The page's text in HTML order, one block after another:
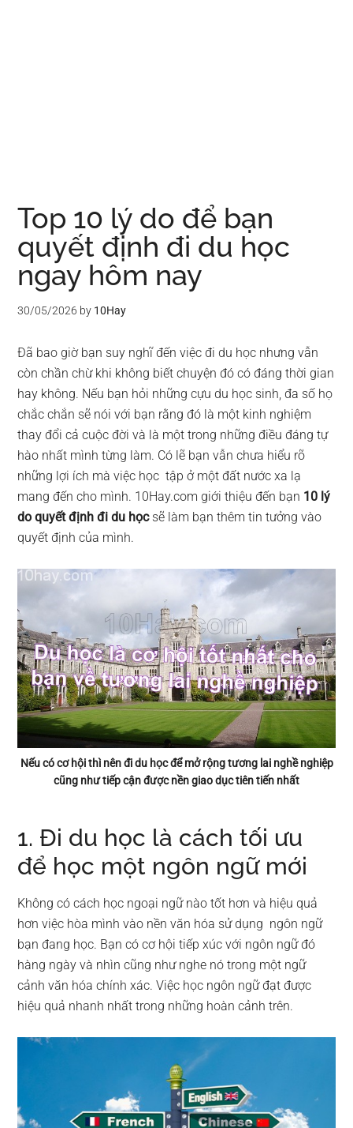
Top 10 lý do để bạn
quyết định đi du học
ngay hôm nay
30/05/2026 by 10Hay
Đã bao giờ bạn suy nghĩ đến việc đi du học nhưng vẫn
còn chần chừ khi không biết chuyện đó có đáng thời gian
hay không. Nếu bạn hỏi những cựu du học sinh, đa số họ
chắc chắn sẽ nói với bạn rằng đó là một kinh nghiệm
thay đổi cả cuộc đời và là một trong những điều đáng tự
hào nhất mình từng làm. Có lẽ bạn vẫn chưa hiểu rõ
những lợi ích mà việc học tập ở một đất nước xa lạ
mang đến cho mình. 10Hay.com giới thiệu đến bạn 10 lý
do quyết định đi du họcsẽ làm bạn thêm tin tưởng vào
quyết định của mình.
Nếu có cơ hội thì nên đi du học để mở rộng tương lai nghề nghiệp
cũng như tiếp cận được nền giao dục tiên tiến nhất
1. Đi du học là cách tối ưu
để học một ngôn ngữ mới
Không có cách học ngoại ngữ nào tốt hơn và hiệu quả
hơn việc hòa mình vào nền văn hóa sử dụng ngôn ngữ
bạn đang học. Bạn có cơ hội tiếp xúc với ngôn ngữ đó
hàng ngày và nhìn cũng như nghe nó trong một ngữ
cảnh văn hóa chính xác. Việc học ngôn ngữ đạt được
hiệu quả nhanh nhất trong những hoàn cảnh trên.